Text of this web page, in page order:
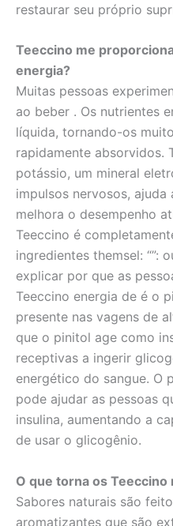
restaurar seu próprio
Teeccino me
energia?
Muitas pessoas
ao beber . Os nutrientes
líquida, tornando-os
rapidamente absorvidos.
potássio, um mineral
impulsos nervosos,
melhora o desempenho
Teeccino é
ingredientes themsel: “”:
explicar por que as
Teeccino energia de é o
presente nas vagens de
que o pinitol age como
receptivas a ingerir
energético do sangue. O
pode ajudar as pessoas
insulina, aumentando a
de usar o glicogênio.
O que torna os Teeccino
Sabores naturais são
aromatizantes que são